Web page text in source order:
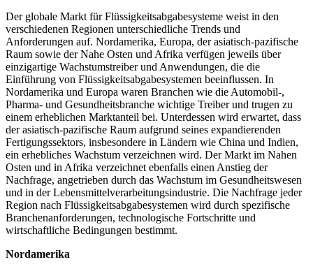
Der globale Markt für Flüssigkeitsabgabesysteme weist in den
verschiedenen Regionen unterschiedliche Trends und
Anforderungen auf. Nordamerika, Europa, der asiatisch-pazifische
Raum sowie der Nahe Osten und Afrika verfügen jeweils über
einzigartige Wachstumstreiber und Anwendungen, die die
Einführung von Flüssigkeitsabgabesystemen beeinflussen. In
Nordamerika und Europa waren Branchen wie die Automobil-,
Pharma- und Gesundheitsbranche wichtige Treiber und trugen zu
einem erheblichen Marktanteil bei. Unterdessen wird erwartet, dass
der asiatisch-pazifische Raum aufgrund seines expandierenden
Fertigungssektors, insbesondere in Ländern wie China und Indien,
ein erhebliches Wachstum verzeichnen wird. Der Markt im Nahen
Osten und in Afrika verzeichnet ebenfalls einen Anstieg der
Nachfrage, angetrieben durch das Wachstum im Gesundheitswesen
und in der Lebensmittelverarbeitungsindustrie. Die Nachfrage jeder
Region nach Flüssigkeitsabgabesystemen wird durch spezifische
Branchenanforderungen, technologische Fortschritte und
wirtschaftliche Bedingungen bestimmt.
Nordamerika